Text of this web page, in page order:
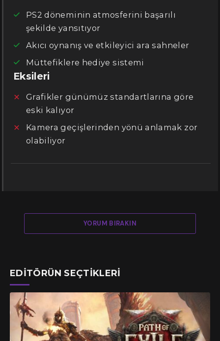
PS2 döneminin atmosferini başarılı
şekilde yansıtıyor
Akıcı oynanış ve etkileyici ara sahneler
Müttefiklere hediye sistemi
Eksileri
Grafikler günümüz standartlarına göre
eski kalıyor
Kamera geçişlerinden yönü anlamak zor
olabiliyor
YORUM BIRAKIN
EDITÖRÜN SEÇTIKLERI